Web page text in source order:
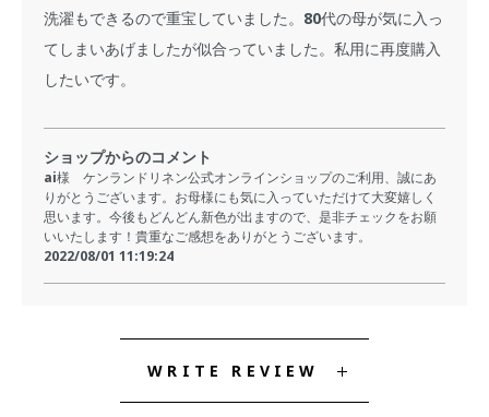
洗濯もできるので重宝していました。80代の母が気に入っ
てしまいあげましたが似合っていました。私用に再度購入
したいです。
ショップからのコメント
ai様 ケンランドリネン公式オンラインショップのご利用、誠にあ
りがとうございます。お母様にも気に入っていただけて大変嬉しく
思います。今後もどんどん新色が出ますので、是非チェックをお願
いいたします！貴重なご感想をありがとうございます。
2022/08/01 11:19:24
WRITE REVIEW